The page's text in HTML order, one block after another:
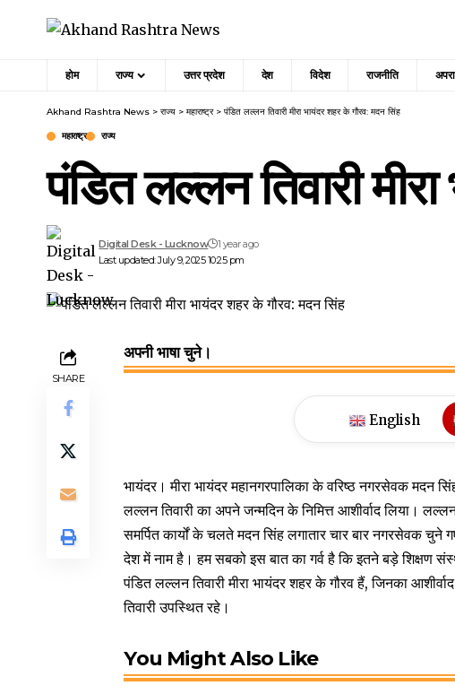
होम राज्य उत्तर प्रदेश देश विदेश राजनीति
Akhand Rashtra News > राज्य > महाराष्ट्र> पंडित लल्लन तिवारी मीरा भायंदर शहर के गौरव: मदन सिंह
महाराष्ट्र राज्य
पंडित लल्लन तिवारी
Last updated: July 9, 2025 10:25 pm
Digital Desk - Lucknow 1 year ago
SHARE
अपनी भाषा चुने।
English
भायंदर। मीरा भायंदर महानगरपालिका के वरिष्ठ नगरसेवक
लल्लन तिवारी का अपने जन्मदिन के निमित्त आशीर्वाद लिया।
समर्पित कार्यों के चलते मदन सिंह लगातार चार बार नगरसेवक
देश में नाम है। हम सबको इस बात का गर्व है कि इतने बड़े शिक्षण
पंडित लल्लन तिवारी मीरा भायंदर शहर के गौरव हैं, जिनका
तिवारी उपस्थित रहे।
You Might Also Like